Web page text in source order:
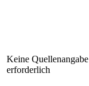
Keine Quellenangabe
erforderlich